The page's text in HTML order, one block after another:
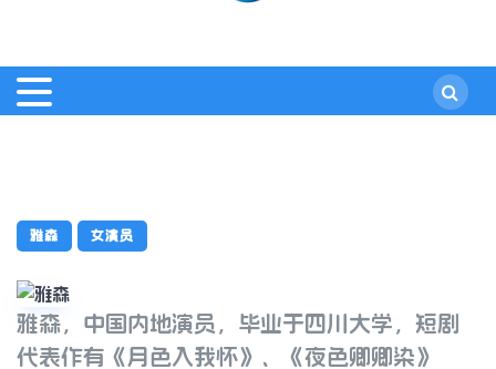
雅森 女演员
雅森
雅森，中国内地演员，毕业于四川大学，短剧
代表作有《月色入我怀》、《夜色卿卿染》